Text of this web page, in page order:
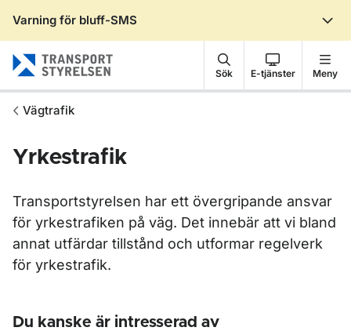
Varning för bluff-SMS
Sök E-tjänster Meny
Vägtrafik
Yrkestrafik
Transportstyrelsen har ett övergripande ansvar
för yrkestrafiken på väg. Det innebär att vi bland
annat utfärdar tillstånd och utformar regelverk
för yrkestrafik.
Du kanske är intresserad av